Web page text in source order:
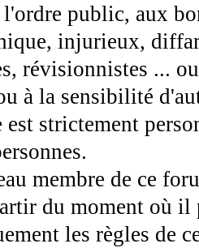
public, aux
injurieux,
révisionnistes ...
à la sensibilité
strictement
membre de ce
du moment où il
les règles de